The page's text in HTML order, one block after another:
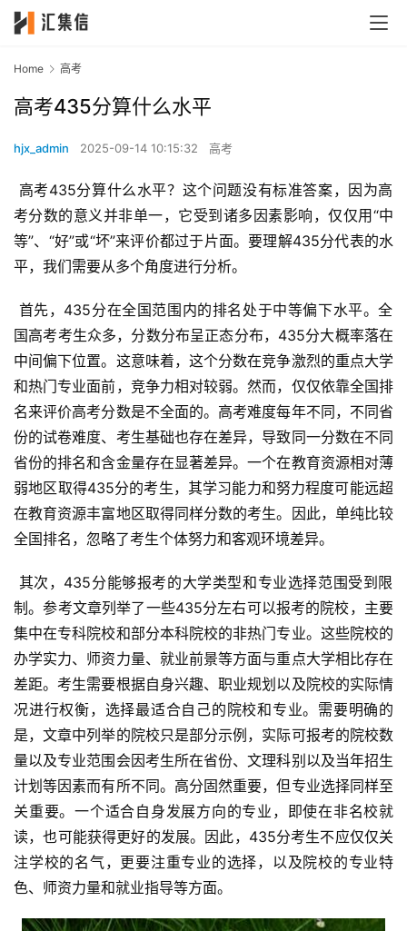
Home 高考
高考435分算什么水平
hjx_admin 2025-09-14 10:15:32 高考
考分数的意义并非单一，它受到诸多因素影响，仅仅用“中
等”、“好”或“坏”来评价都过于片面。要理解435分代表的水
平，我们需要从多个角度进行分析。
国高考考生众多，分数分布呈正态分布，435分大概率落在
中间偏下位置。这意味着，这个分数在竞争激烈的重点大学
和热门专业面前，竞争力相对较弱。然而，仅仅依靠全国排
名来评价高考分数是不全面的。高考难度每年不同，不同省
份的试卷难度、考生基础也存在差异，导致同一分数在不同
省份的排名和含金量存在显著差异。一个在教育资源相对薄
弱地区取得435分的考生，其学习能力和努力程度可能远超
在教育资源丰富地区取得同样分数的考生。因此，单纯比较
全国排名，忽略了考生个体努力和客观环境差异。
制。参考文章列举了一些435分左右可以报考的院校，主要
集中在专科院校和部分本科院校的非热门专业。这些院校的
办学实力、师资力量、就业前景等方面与重点大学相比存在
差距。考生需要根据自身兴趣、职业规划以及院校的实际情
况进行权衡，选择最适合自己的院校和专业。需要明确的
是，文章中列举的院校只是部分示例，实际可报考的院校数
量以及专业范围会因考生所在省份、文理科别以及当年招生
计划等因素而有所不同。高分固然重要，但专业选择同样至
关重要。一个适合自身发展方向的专业，即使在非名校就
读，也可能获得更好的发展。因此，435分考生不应仅仅关
注学校的名气，更要注重专业的选择，以及院校的专业特
色、师资力量和就业指导等方面。